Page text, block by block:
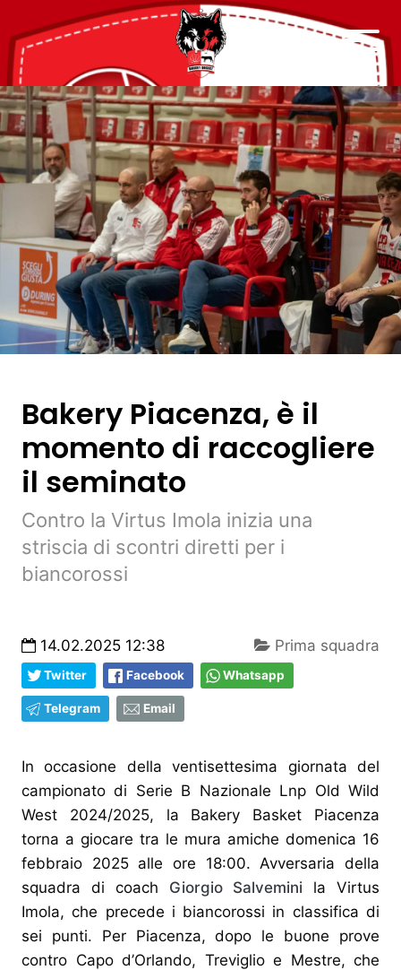
Bakery Piacenza, è il
momento di raccogliere
il seminato
Contro la Virtus Imola inizia una
striscia di scontri diretti per i
biancorossi
14.02.2025 12:38 Prima squadra
Twitter Facebook Whatsapp
Telegram Email
In occasione della ventisettesima giornata del
campionato di Serie B Nazionale Lnp Old Wild
West 2024/2025, la Bakery Basket Piacenza
torna a giocare tra le mura amiche domenica 16
febbraio 2025 alle ore 18:00. Avversaria della
squadra di coach Giorgio Salvemini la Virtus
Imola, che precede i biancorossi in classifica di
sei punti. Per Piacenza, dopo le buone prove
contro Capo d’Orlando, Treviglio e Mestre, che